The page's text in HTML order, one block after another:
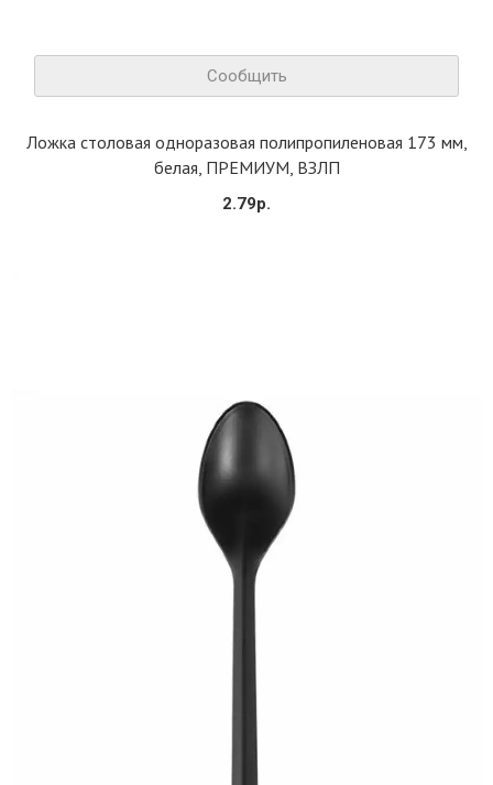
Сообщить
Ложка столовая одноразовая полипропиленовая 173 мм,
белая, ПРЕМИУМ, ВЗЛП
2.79р.